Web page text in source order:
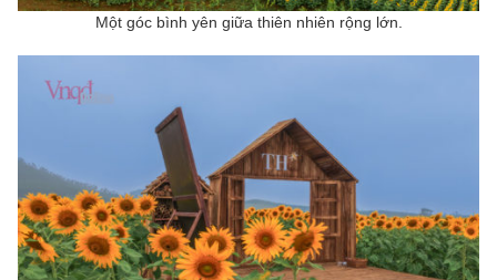
Một góc bình yên giữa thiên nhiên rộng lớn.